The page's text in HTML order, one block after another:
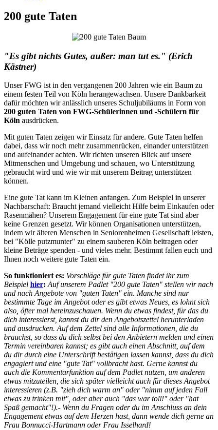
200 gute Taten
"Es gibt nichts Gutes, außer: man tut es." (Erich
Kästner)
Unser FWG ist in den vergangenen 200 Jahren wie ein Baum zu
einem festen Teil von Köln herangewachsen. Unsere Dankbarkeit
dafür möchten wir anlässlich unseres Schuljubiläums in Form von
200 guten Taten von FWG-Schülerinnen und -Schülern für
Köln ausdrücken.
Mit guten Taten zeigen wir Einsatz für andere. Gute Taten helfen
dabei, dass wir noch mehr zusammenrücken, einander unterstützen
und aufeinander achten. Wir richten unseren Blick auf unsere
Mitmenschen und Umgebung und schauen, wo Unterstützung
gebraucht wird und wie wir mit unserem Beitrag unterstützen
können.
Eine gute Tat kann im Kleinen anfangen. Zum Beispiel in unserer
Nachbarschaft: Braucht jemand vielleicht Hilfe beim Einkaufen oder
Rasenmähen? Unserem Engagement für eine gute Tat sind aber
keine Grenzen gesetzt. Wir können Organisationen unterstützen,
indem wir älteren Menschen in Seniorenheimen Gesellschaft leisten,
bei "Kölle putzmunter" zu einem sauberen Köln beitragen oder
kleine Beträge spenden - und vieles mehr. Bestimmt fallen euch und
Ihnen noch weitere gute Taten ein.
So funktioniert es: Vorschläge für gute Taten findet ihr zum
Beispiel hier: Auf unserem Padlet "200 gute Taten" stellen wir nach
und nach Angebote von "guten Taten" ein. Manche sind nur
bestimmte Tage im Angebot oder es gibt etwas Neues, es lohnt sich
also, öfter mal hereinzuschauen. Wenn du etwas findest, für das du
dich interessierst, kannst du dir den Angebotszettel herunterladen
und ausdrucken. Auf dem Zettel sind alle Informationen, die du
brauchst, so dass du dich selbst bei den Anbietern melden und einen
Termin vereinbaren kannst; es gibt auch einen Abschnitt, auf dem
du dir durch eine Unterschrift bestätigen lassen kannst, dass du dich
engagiert und eine "gute Tat" vollbracht hast. Gerne kannst du
auch die Kommentarfunktion auf dem Padlet nutzen, um anderen
etwas mitzuteilen, die sich später vielleicht auch für dieses Angebot
interessieren (z.B. "zieh dich warm an" oder "nimm auf jeden Fall
etwas zu trinken mit", oder aber auch "das war toll!" oder "hat
Spaß gemacht"!).- Wenn du Fragen oder du im Anschluss an dein
Engagement etwas auf dem Herzen hast, dann wende dich gerne an
Frau Bonnucci-Hartmann oder Frau Isselhard!